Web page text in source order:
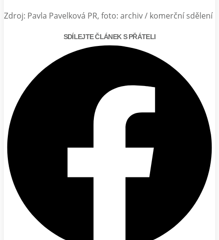
Zdroj: Pavla Pavelková PR, foto: archiv / komerční sdělení
SDÍLEJTE ČLÁNEK S PŘÁTELI